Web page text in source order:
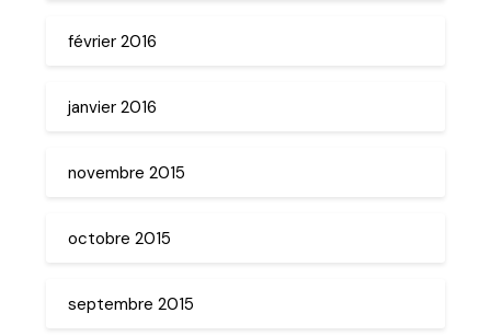
février 2016
janvier 2016
novembre 2015
octobre 2015
septembre 2015